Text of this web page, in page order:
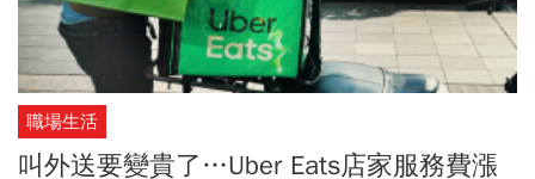
月期統一發票千萬特別獎還有7張未領，領獎期限至5月5日止，逾期
將無法兌領。消費地點包括：桃園市龜山區頂湖路33號Gogoro花11
元租共享機車、新北市淡水區中山北路2段188巷全家Family Mart花
49元買食品等。
職場生活
叫外送要變貴了…Uber Eats店家服務費漲